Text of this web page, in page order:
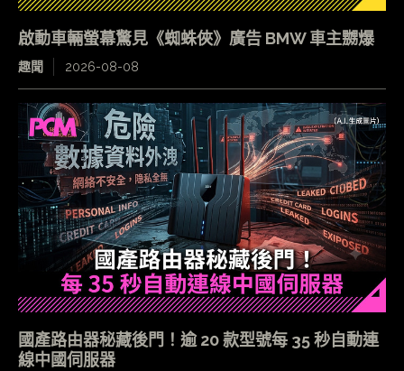
啟動車輛螢幕驚見《蜘蛛俠》廣告 BMW 車主嬲爆
趣聞 2026-08-08
國產路由器秘藏後門！逾 20 款型號每 35 秒自動連
線中國伺服器